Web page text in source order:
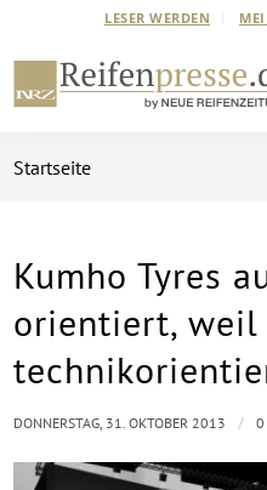
LESER WERDEN
Startseite
Kumho Tyres
orientiert, weil
DONNERSTAG, 31. OKTOBER 2013 / 0